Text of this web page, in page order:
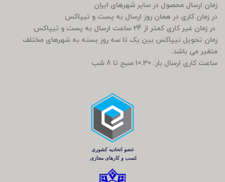
زمان ارسال محصول در سایر شهرهای ایران
در زمان کاری در همان روز ارسال به پست و تیپاکس
در زمان غیر کاری کمتر از 24 ساعت ارسال به پست و تیپاکس
زمان تحویل تیپاکس بین یک تا سه روز بسته به شهرهای مختلف
متغیر می باشد.
ساعت کاری ارسال بار: 10.30 صبح تا 8 شب